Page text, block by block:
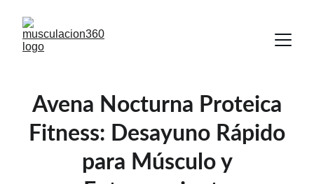
Avena Nocturna Proteica
Fitness: Desayuno Rápido
para Músculo y